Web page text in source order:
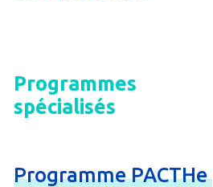
Programmes
spécialisés
ProgrammePACTHe